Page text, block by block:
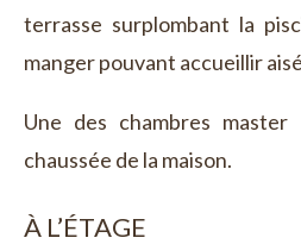
terrasse surplombant la
manger pouvant accueillir
Une des chambres
chaussée de la maison.
À L’ÉTAGE